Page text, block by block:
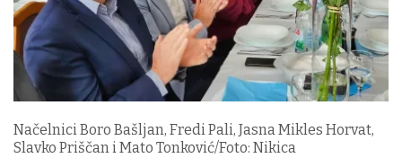
Načelnici Boro Bašljan, Fredi Pali, Jasna Mikles Horvat,
Slavko Priščan i Mato Tonković/Foto: Nikica